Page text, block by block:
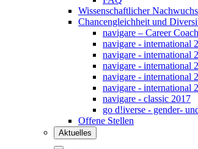
Wissenschaftlicher Nachwuchs
Chancengleichheit und
navigare – Career
navigare - international
navigare - international
navigare - international
navigare - international
navigare - international
navigare - classic 2017
go d!iverse - gender-
Offene Stellen
Aktuelles